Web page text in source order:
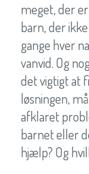
meget, der
barn, der
gange hver
vanvid. Og
det vigtigt at
løsningen,
afklaret
barnet eller
hjælp? Og